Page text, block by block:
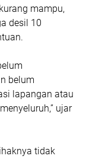
mampu,
desil 10
belum
lapangan atau
ujar
tidak